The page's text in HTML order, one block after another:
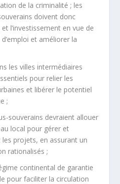
de la criminalité ; les
doivent donc
l’investissement en vue de
et améliorer la
les villes intermédiaires
pour relier les
et libérer le potentiel
;
souverains devraient allouer
local pour gérer et
projets, en assurant un
rationalisés ;
continental de garantie
pour faciliter la circulation